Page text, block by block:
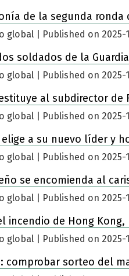
de la segunda ronda
global Published on 2025-
soldados de la
global Published on 2025-
al subdirector
global Published on 2025-
a su nuevo líder y
global Published on 2025-
se encomienda al
global Published on 2025-
incendio de Hong
global Published on 2025-
comprobar sorteo del